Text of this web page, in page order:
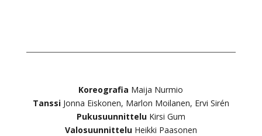
Koreografia Maija Nurmio
TanssiJonna Eiskonen, Marlon Moilanen, Ervi Sirén
PukusuunnitteluKirsi Gum
ValosuunnitteluHeikki Paasonen